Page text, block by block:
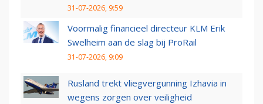
31-07-2026, 9:59
Voormalig financieel directeur KLM Erik
Swelheim aan de slag bij ProRail
31-07-2026, 9:09
Rusland trekt vliegvergunning Izhavia in
wegens zorgen over veiligheid